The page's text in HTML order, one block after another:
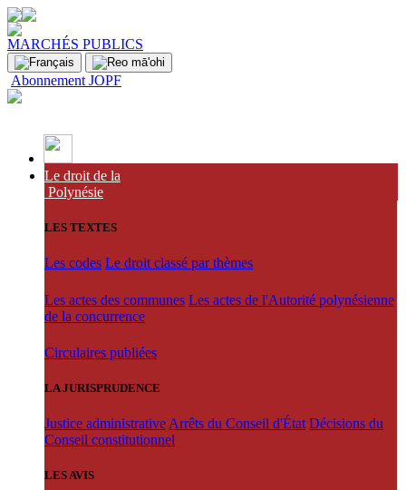
MARCHÉS PUBLICS
Abonnement JOPF
Le droit de la
Polynésie
LES TEXTES
Les codes Le droit classé par thèmes
Les actes des communes Les actes de l'Autorité polynésienne
de la concurrence
Circulaires publiées
LA JURISPRUDENCE
Justice administrative Arrêts du Conseil d'État Décisions du
Conseil constitutionnel
LES AVIS